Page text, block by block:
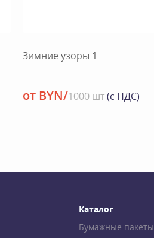
Зимние узоры 1
от BYN/1000 шт(с НДС)
Каталог
Бумажные пакеты